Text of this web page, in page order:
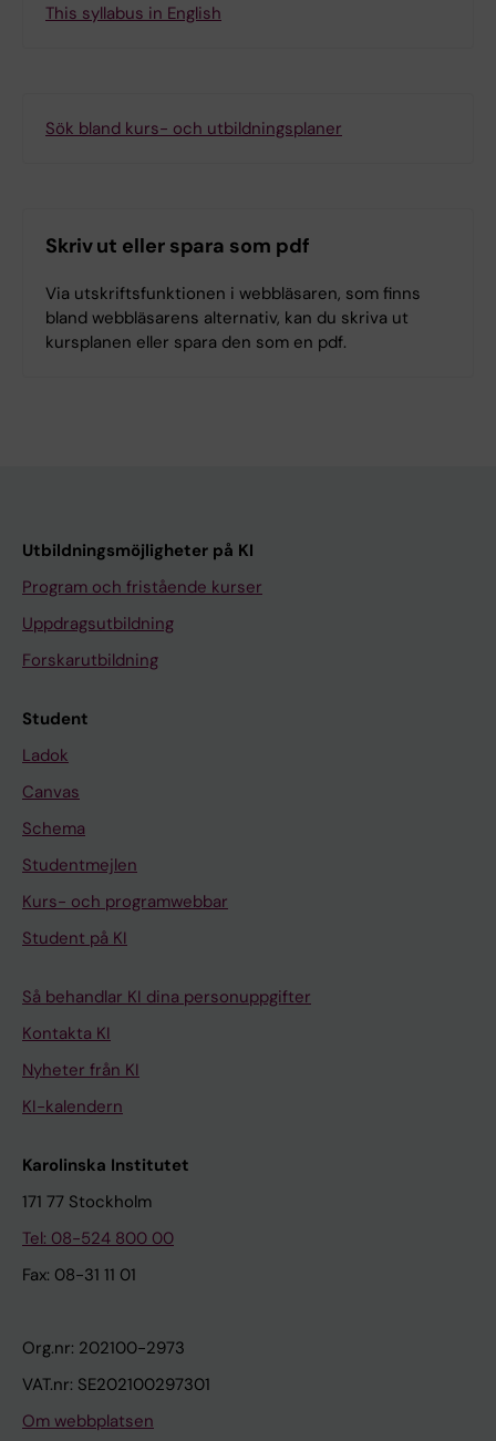
This syllabus in English
Sök bland kurs- och utbildningsplaner
Skriv ut eller spara som pdf
Via utskriftsfunktionen i webbläsaren, som finns
bland webbläsarens alternativ, kan du skriva ut
kursplanen eller spara den som en pdf.
Utbildningsmöjligheter på KI
Program och fristående kurser
Uppdragsutbildning
Forskarutbildning
Student
Ladok
Canvas
Schema
Studentmejlen
Kurs- och programwebbar
Student på KI
Så behandlar KI dina personuppgifter
Kontakta KI
Nyheter från KI
KI-kalendern
Karolinska Institutet
171 77 Stockholm
Tel: 08-524 800 00
Fax: 08-31 11 01
Org.nr: 202100-2973
VAT.nr: SE202100297301
Om webbplatsen